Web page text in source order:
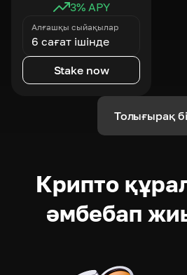
3% APY
Алғашқы сыйақылар
6 сағат ішінде
Stake now
Толығырақ
Крипто
әмбебап